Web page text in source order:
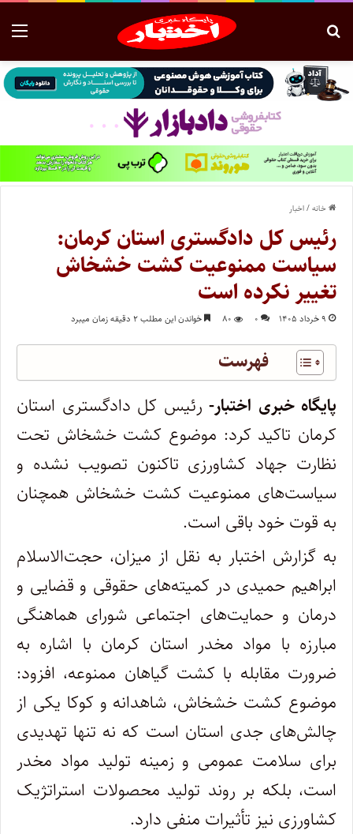
خانه/اخبار
رئیس کل دادگستری استان کرمان:
سیاست ممنوعیت کشت خشخاش
تغییر نکرده است
۹ خرداد ۱۴۰۵ ۰ ۸۰ خواندن این مطلب ۲ دقیقه زمان میبرد
فهرست
پایگاه خبری اختبار- رئیس کل دادگستری استان
کرمان تاکید کرد: موضوع کشت خشخاش تحت
نظارت جهاد کشاورزی تاکنون تصویب نشده و
سیاست‌های ممنوعیت کشت خشخاش همچنان
به قوت خود باقی است.
به گزارش اختبار به نقل از میزان، حجت‌الاسلام
ابراهیم حمیدی در کمیته‌های حقوقی و قضایی و
درمان و حمایت‌های اجتماعی شورای هماهنگی
مبارزه با مواد مخدر استان کرمان با اشاره به
ضرورت مقابله با کشت گیاهان ممنوعه، افزود:
موضوع کشت خشخاش، شاهدانه و کوکا یکی از
چالش‌های جدی استان است که نه تنها تهدیدی
برای سلامت عمومی و زمینه تولید مواد مخدر
است، بلکه بر روند تولید محصولات استراتژیک
کشاورزی نیز تأثیرات منفی دارد.